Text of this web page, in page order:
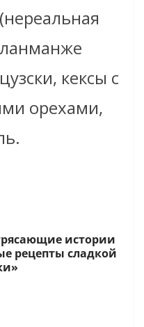
кексы с
орехами,
истории
рецепты сладкой